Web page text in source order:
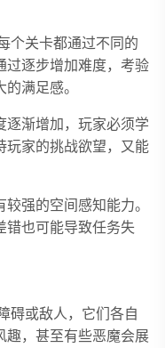
个关卡都通过不同的
过逐步增加难度，考验
满足感。
渐增加，玩家必须学
玩家的挑战欲望，又能
强的空间感知能力。
错也可能导致任务失
碍或敌人，它们各自
趣，甚至有些恶魔会展